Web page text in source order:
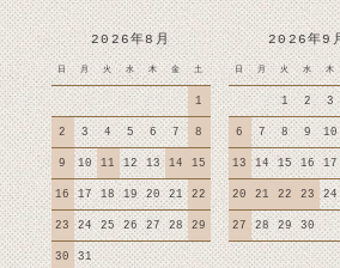
2026年8月
日 月 火 水 木 金 土
1
2 3 4 5 6 7 8
9 10 11 12 13 14 15
16 17 18 19 20 21 22
23 24 25 26 27 28 29
30 31
2026年9
日 月 火 水 木
1 2 3
6 7 8 9 10
13 14 15 16 17
20 21 22 23 24
27 28 29 30